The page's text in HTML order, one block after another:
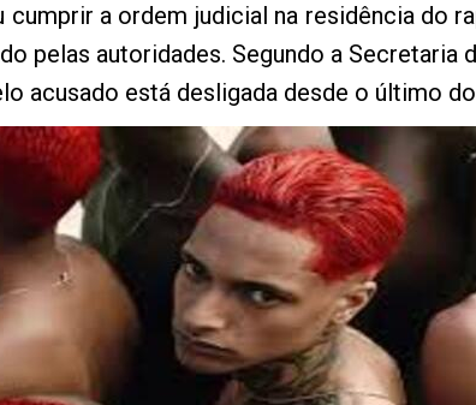
a ordem judicial na residência do
pelas autoridades. Segundo a
acusado está desligada desde o último